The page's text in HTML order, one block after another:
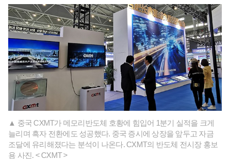
▲ 중국 CXMT가 메모리반도체 호황에 힘입어 1분기 실적을 크게
늘리며 흑자 전환에도 성공했다. 중국 증시에 상장을 앞두고 자금
조달에 유리해졌다는 분석이 나온다. CXMT의 반도체 전시장 홍보
용 사진. < CXMT >